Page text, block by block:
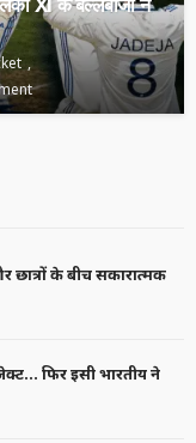
छात्रों के बीच सकारात्मक
फिर इसी भारतीय ने